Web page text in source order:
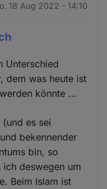
18 Aug 2022 - 14:10
Unterschied
dem was heute ist
könnte …
es sei
bekennender
bin, so
deswegen um
Beim Islam ist